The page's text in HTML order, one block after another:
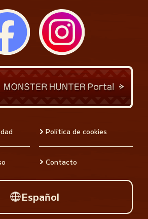
Política de cookies
Contacto
Español